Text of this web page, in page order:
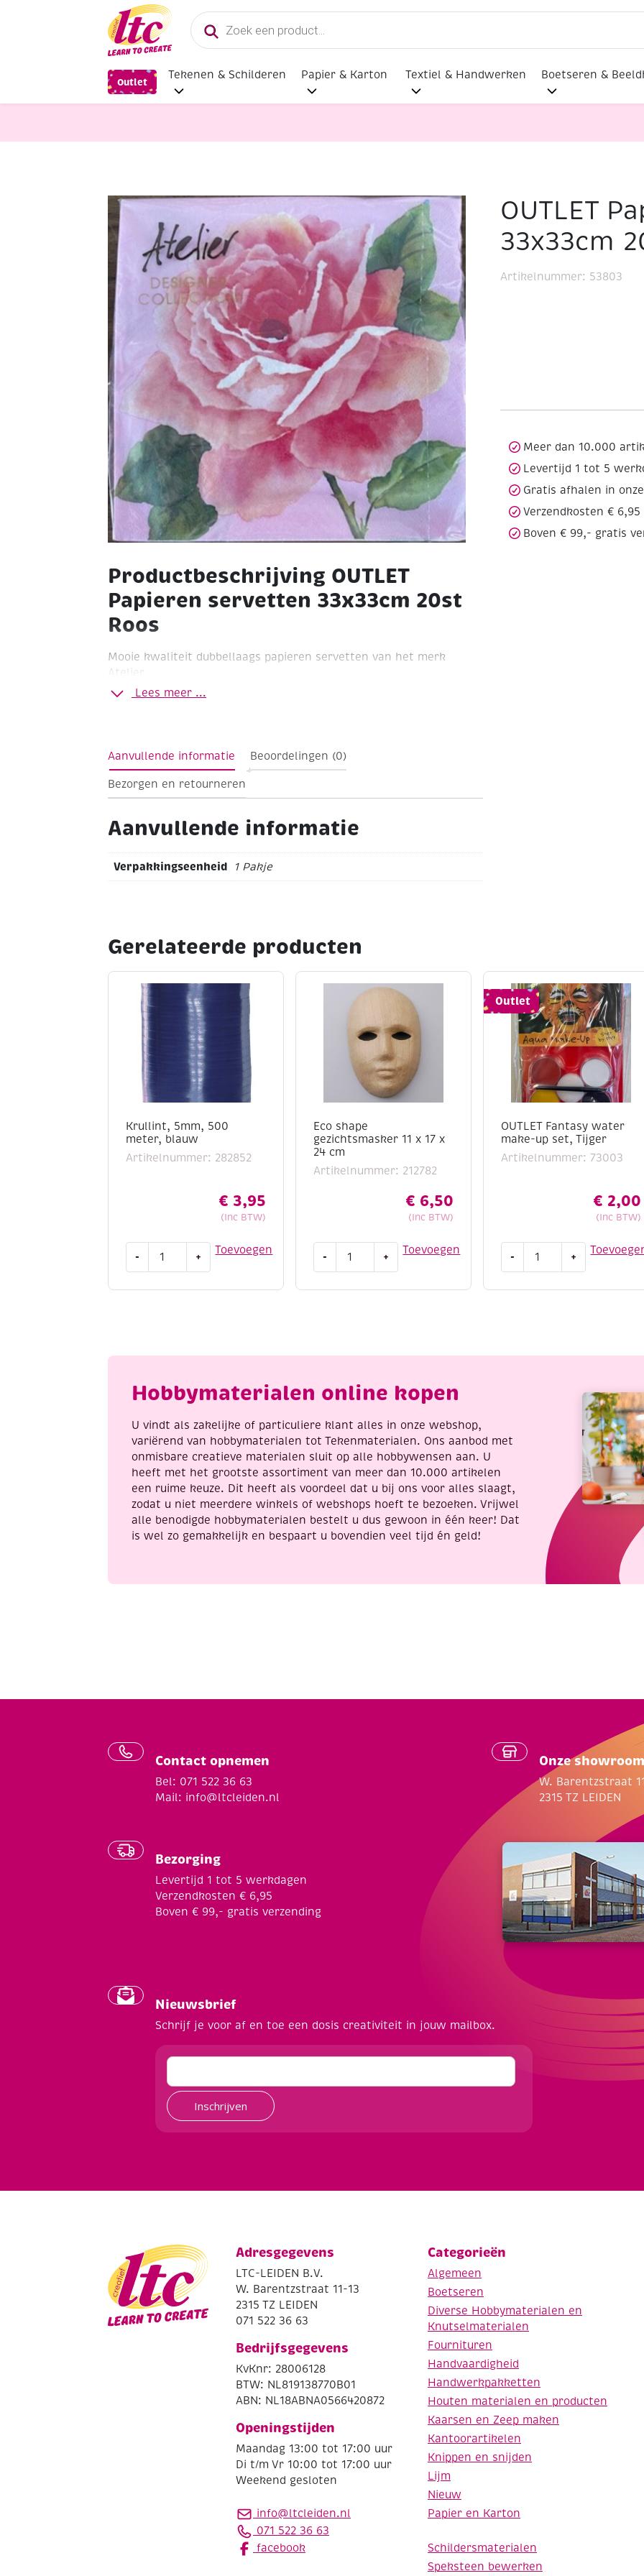
Producten
zoeken
Outlet
Tekenen & Schilderen Papier & Karton Textiel & Handwerken Boetseren &
Papier en Karton OUTLET Papieren servetten 33x33cm 20st Roos
Productbeschrijving OUTLET
Papieren servetten 33x33cm 20st
Roos
Mooie kwaliteit dubbellaags papieren servetten van het merk
Atelier.
Roos
Lees meer ...
OUTLET
33x33cm
Artikelnummer: 53803
Meer dan 10.000
Levertijd 1 tot 5
Gratis afhalen in
Verzendkosten € 6,95
Boven € 99,- gratis
Aanvullende informatie Beoordelingen (0)
Bezorgen en retourneren
Aanvullende informatie
Verpakkingseenheid 1 Pakje
Gerelateerde producten
Krullint, 5mm, 500
meter, blauw
Artikelnummer: 282852
€ 3,95
(Inc BTW)
Toevoegen
- +
Eco shape
gezichtsmasker 11 x 17 x
24 cm
Artikelnummer: 212782
€ 6,50
(Inc BTW)
Toevoegen
-
24
aantal
+
Outlet
OUTLET Fantasy water
make-up set, Tijger
Artikelnummer: 73003
€ 2,00
(Inc BTW)
-
Fantasy
aantal
+
Hobbymaterialen online kopen
U vindt als zakelijke of particuliere klant alles in onze webshop,
variërend van hobbymaterialen tot Tekenmaterialen. Ons aanbod met
onmisbare creatieve materialen sluit op alle hobbywensen aan. U
heeft met het grootste assortiment van meer dan 10.000 artikelen
een ruime keuze. Dit heeft als voordeel dat u bij ons voor alles slaagt,
zodat u niet meerdere winkels of webshops hoeft te bezoeken. Vrijwel
alle benodigde hobbymaterialen bestelt u dus gewoon in één keer! Dat
is wel zo gemakkelijk en bespaart u bovendien veel tijd én geld!
Contact opnemen
Bel: 071 522 36 63
Mail: info@ltcleiden.nl
Bezorging
Levertijd 1 tot 5 werkdagen
Verzendkosten € 6,95
Boven € 99,- gratis verzending
Onze showroom
W. Barentzstraat
2315 TZ LEIDEN
Nieuwsbrief
Schrijf je voor af en toe een dosis creativiteit in jouw mailbox.
Inschrijven
Adresgegevens
LTC-LEIDEN B.V.
W. Barentzstraat 11-13
2315 TZ LEIDEN
071 522 36 63
Bedrijfsgegevens
KvKnr: 28006128
BTW: NL819138770B01
ABN: NL18ABNA0566420872
Openingstijden
Maandag 13:00 tot 17:00 uur
Di t/m Vr 10:00 tot 17:00 uur
Weekend gesloten
info@ltcleiden.nl
071 522 36 63
facebook
Categorieën
Algemeen
Boetseren
Diverse Hobbymaterialen en
Knutselmaterialen
Fournituren
Handvaardigheid
Handwerkpakketten
Houten materialen en producten
Kaarsen en Zeep maken
Kantoorartikelen
Knippen en snijden
Lijm
Nieuw
Papier en Karton
Schildersmaterialen
Speksteen bewerken